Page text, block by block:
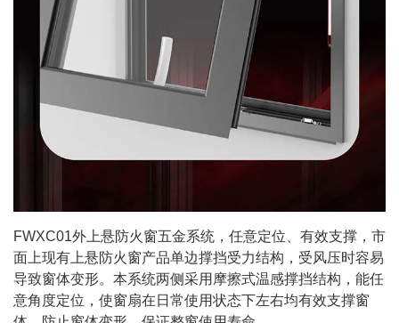
FWXC01外上悬防火窗五金系统，任意定位、有效支撑，市
面上现有上悬防火窗产品单边撑挡受力结构，受风压时容易
导致窗体变形。本系统两侧采用摩擦式温感撑挡结构，能任
意角度定位，使窗扇在日常使用状态下左右均有效支撑窗